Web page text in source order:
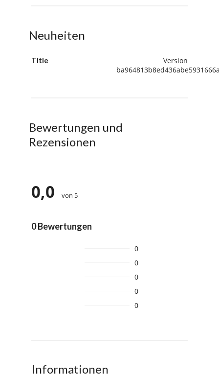
Neuheiten
Title
Version
Bewertungen und
Rezensionen
0,0 von 5
0 Bewertungen
0
0
0
0
0
Informationen